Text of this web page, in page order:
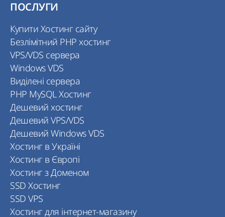
ПОСЛУГИ
Купити Хостинг сайту
Безлімітний PHP хостинг
VPS/VDS сервера
Windows VDS
Виділені сервера
PHP MySQL Хостинг
Дешевий хостинг
Дешевий VPS/VDS
Дешевий Windows VDS
Хостинг в Україні
Хостинг в Європі
Хостинг з Доменом
SSD Хостинг
SSD VPS
Хостинг для інтернет-магазину